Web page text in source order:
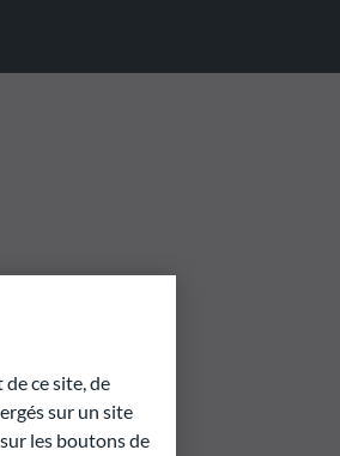
ce site, de
sur un site
les boutons de